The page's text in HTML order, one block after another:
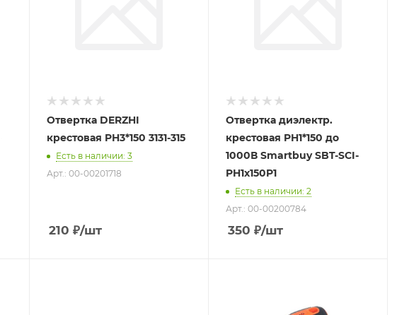
Отвертка DERZHI
крестовая PH3*150 3131-315
Есть в наличии: 3
Арт.: 00-00201718
210 ₽/шт
Отвертка диэлектр.
крестовая PH1*150 до
1000В Smartbuy SBT-SCI-
PH1x150P1
Есть в наличии: 2
Арт.: 00-00200784
350 ₽/шт